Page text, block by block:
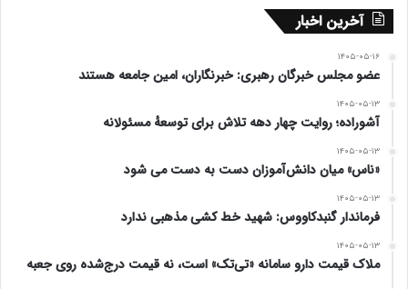
آخرین اخبار
۱۴۰۵-۰۵-۱۶
عضو مجلس خبرگان رهبری: خبرنگاران، امین جامعه هستند
۱۴۰۵-۰۵-۱۳
آشوراده؛ روایت چهار دهه تلاش برای توسعهٔ مسئولانه
۱۴۰۵-۰۵-۱۳
«ناس» میان دانش‌آموزان دست به دست می شود
۱۴۰۵-۰۵-۱۳
فرماندار گنبدکاووس: شهید خط کشی مذهبی ندارد
۱۴۰۵-۰۵-۱۳
ملاک قیمت دارو سامانه «تی‌تک» است، نه قیمت درج‌شده روی جعبه